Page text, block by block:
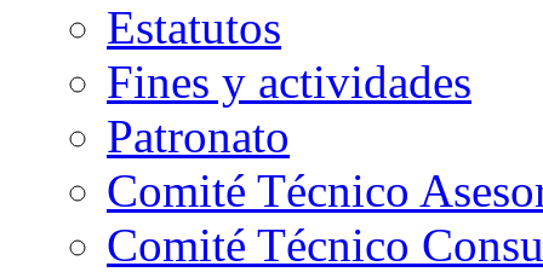
Estatutos
Fines y actividades
Patronato
Comité Técnico
Comité Técnico